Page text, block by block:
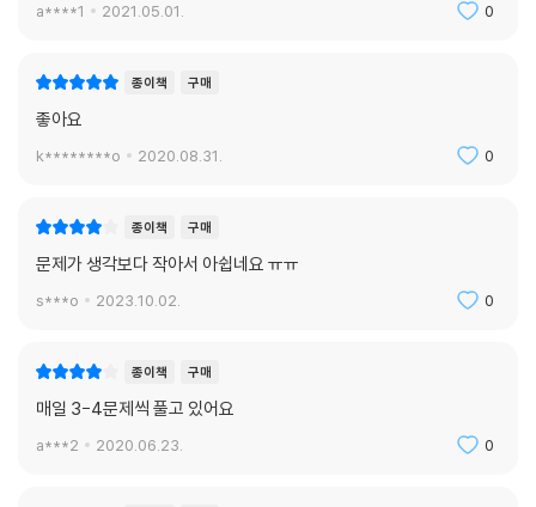
a****1 2021.05.01. 0
종이책 구매
좋아요
k********o 2020.08.31. 0
종이책 구매
문제가 생각보다 작아서 아쉽네요 ㅠㅠ
s***o 2023.10.02. 0
종이책 구매
매일 3-4문제씩 풀고 있어요
a***2 2020.06.23. 0